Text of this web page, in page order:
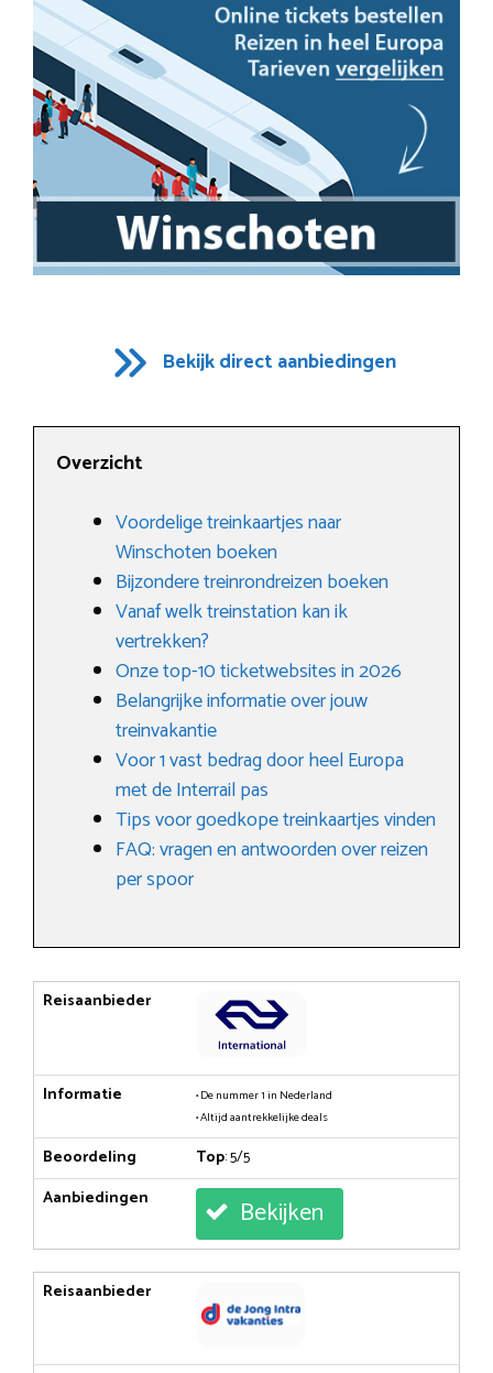
Bekijk direct aanbiedingen
Overzicht
Voordelige treinkaartjes naar
Winschoten boeken
Bijzondere treinrondreizen boeken
Vanaf welk treinstation kan ik
vertrekken?
Onze top-10 ticketwebsites in 2026
Belangrijke informatie over jouw
treinvakantie
Voor 1 vast bedrag door heel Europa
met de Interrail pas
Tips voor goedkope treinkaartjes vinden
FAQ: vragen en antwoorden over reizen
per spoor
Reisaanbieder
Informatie
• De nummer 1 in Nederland
• Altijd aantrekkelijke deals
Beoordeling Top: 5/5
Aanbiedingen
Bekijken
Reisaanbieder